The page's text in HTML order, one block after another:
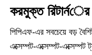
করমুক্ত রিটার্নের
পিপিএফ-এর সবচেয়ে বড়
এক্সেম্পট-এক্সেম্পট-